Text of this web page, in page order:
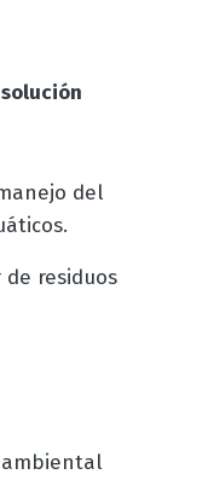
del
residuos